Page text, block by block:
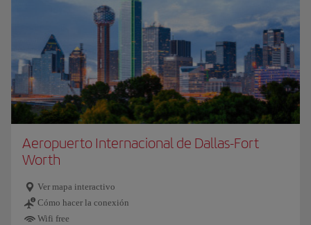
Aeropuerto Internacional de Dallas-Fort
Worth
Ver mapa interactivo
Cómo hacer la conexión
Wifi free